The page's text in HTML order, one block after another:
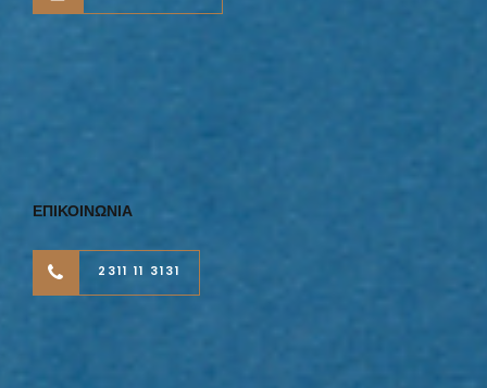
ΕΠΙΚΟΙΝΩΝΙΑ
2311 11 3131